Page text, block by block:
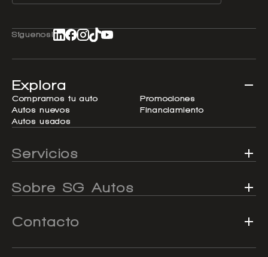
Síguenos!
Explora
Compramos tu auto
Autos nuevos
Autos usados
Promociones
Financiamiento
Servicios
Sobre SG Autos
Contacto